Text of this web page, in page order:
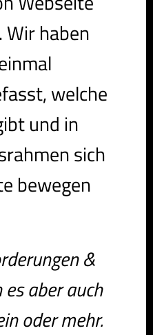
Wir haben
welche
und in
sich
bewegen
&
aber auch
oder mehr.